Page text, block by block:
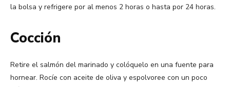
la bolsa y refrigere por al menos 2 horas o hasta por 24 horas.
Cocción
Retire el salmón del marinado y colóquelo en una fuente para
hornear. Rocíe con aceite de oliva y espolvoree con un poco